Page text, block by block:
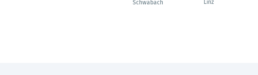
Schwabach
Linz